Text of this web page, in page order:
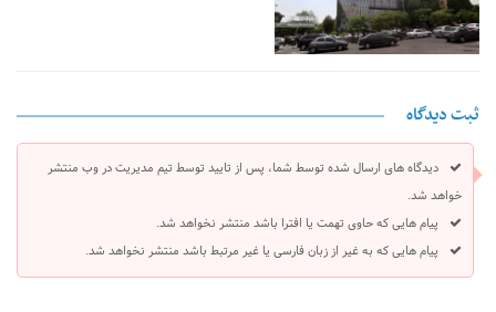
ثبت دیدگاه
دیدگاه های ارسال شده توسط شما، پس از تایید توسط تیم مدیریت در وب منتشر
خواهد شد.
پیام هایی که حاوی تهمت یا افترا باشد منتشر نخواهد شد.
پیام هایی که به غیر از زبان فارسی یا غیر مرتبط باشد منتشر نخواهد شد.